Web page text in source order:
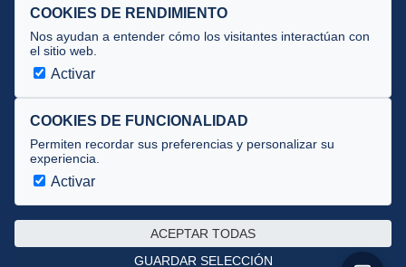
Documentos
Cursos
Circulares oficiales
Convocatorias y Equipaciones
Av. José Atarés 101, semisótano. 50018 Zaragoza
Privacidad · Cookies
COOKIES DE RENDIMIENTO
Nos ayudan a entender cómo los visitantes interactúan con
el sitio web.
Activar
COOKIES DE FUNCIONALIDAD
Permiten recordar sus preferencias y personalizar su
experiencia.
Activar
ACEPTAR TODAS
GUARDAR SELECCIÓN